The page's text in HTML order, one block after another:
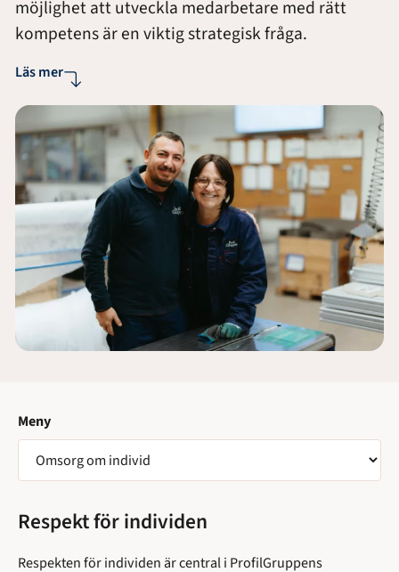
möjlighet att utveckla medarbetare med rätt
kompetens är en viktig strategisk fråga.
Läs mer
Meny
VÄLJ
SIDA
Respekt för individen
Respekten för individen är central i ProfilGruppens